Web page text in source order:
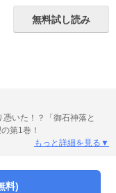
無料試し読み
いた！？「御石神落と
第1巻！
もっと詳細を見る▼
料)